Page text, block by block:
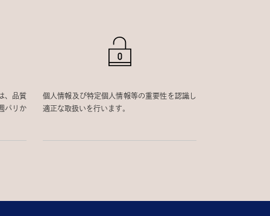
、品質
パリか
個人情報及び特定個人情報等の重要性を認識し
適正な取扱いを行います。